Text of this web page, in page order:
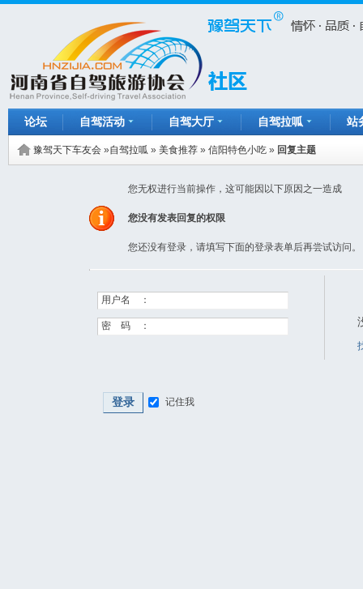
论坛 自驾活动 自驾大厅 自驾拉呱 站
豫驾天下车友会 »自驾拉呱 » 美食推荐 » 信阳特色小吃 » 回复主题
您无权进行当前操作，这可能因以下原因之一造成
您没有发表回复的权限
您还没有登录，请填写下面的登录表单后再尝试访问。
用户名 ：
密 码 ：
登录 记住我